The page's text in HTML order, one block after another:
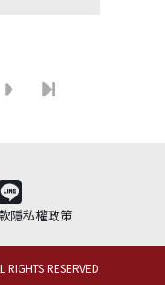
隱私權政策
RIGHTS RESERVED